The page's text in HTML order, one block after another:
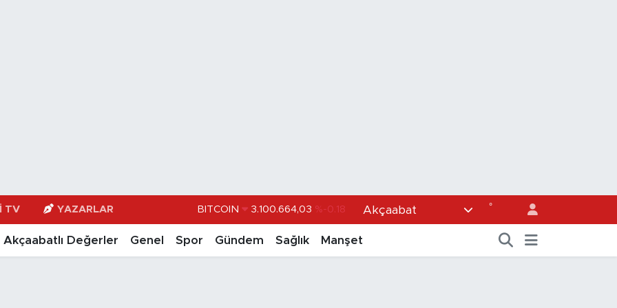
TV YAZARLAR DOLAR 47,7436 %0.18
EURO 55,2510 %0.32
STERLİN 64,4811 %0.38
Akçaabat °
Akçaabatlı Değerler Genel Spor Gündem Sağlık Manşet